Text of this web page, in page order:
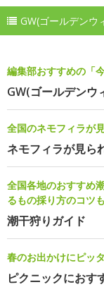
GW(ゴールデンウ
編集部おすすめの「
GW(ゴールデンウ
全国のネモフィラが
ネモフィラが見ら
全国各地のおすすめ
るもの採り方のコツも
潮干狩りガイド
春のお出かけにピッ
ピクニックにおす